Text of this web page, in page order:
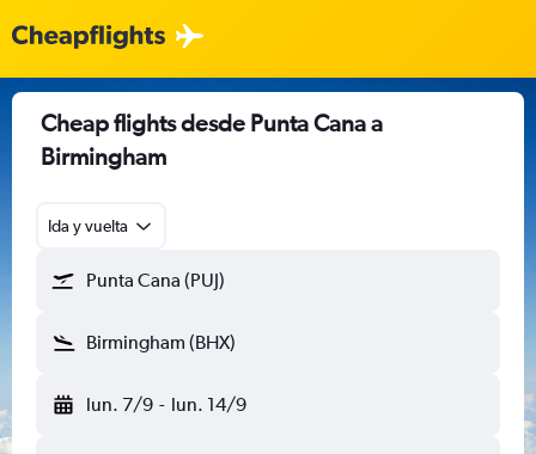
Cheap flights desde Punta Cana a
Birmingham
Ida y vuelta
Punta Cana (PUJ)
Birmingham (BHX)
lun. 7/9 - lun. 14/9